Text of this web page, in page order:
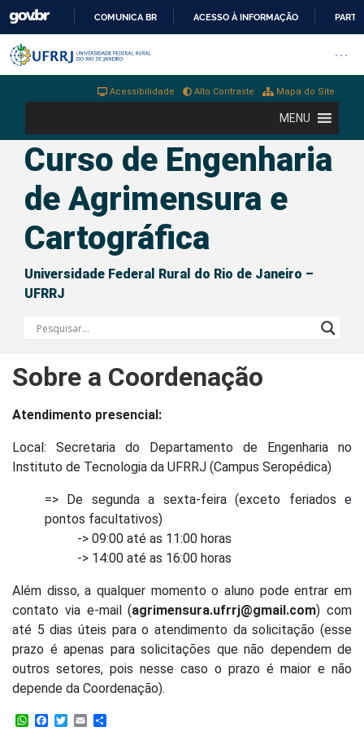
CONTEÚDO
COMUNICA BR ACESSO À INFORMAÇÃO
Pular barra institucional
Barra institucional da
Mapa do Site
Alto Contraste
Acessibilidade
MENU
Curso de Engenharia
de Agrimensura e
Cartográfica
Universidade Federal Rural do Rio de Janeiro –
UFRRJ
Sobre a Coordenação
Atendimento presencial:
Local: Secretaria do Departamento de Engenharia no
Instituto de Tecnologia da UFRRJ (Campus Seropédica)
=> De segunda a sexta-feira (exceto feriados e
pontos facultativos)
-> 09:00 até as 11:00 horas
-> 14:00 até as 16:00 horas
Além disso, a qualquer momento o aluno pode entrar em
contato via e-mail (agrimensura.ufrrj@gmail.com) com
até 5 dias úteis para o atendimento da solicitação (esse
prazo é apenas para solicitações que não dependem de
outros setores, pois nesse caso o prazo é maior e não
depende da Coordenação).
WhatsApp
Facebook
Twitter
Email